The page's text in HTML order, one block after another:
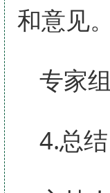
和意见
专家
4.总结